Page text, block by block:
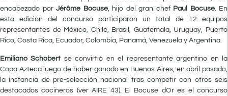
encabezado por Jérôme Bocuse, hijo del gran chef Paul Bocuse. En
esta edición del concurso participaron un total de 12 equipos
representantes de México, Chile, Brasil, Guatemala, Uruguay, Puerto
Rico, Costa Rica, Ecuador, Colombia, Panamá, Venezuela y Argentina.
Emiliano Schobert se convirtió en el representante argentino en la
Copa Azteca luego de haber ganado en Buenos Aires, en abril pasado,
la instancia de pre-selección nacional tras competir con otros seis
destacados cocineros (ver AIRE 43). El Bocuse dOr es el concurso